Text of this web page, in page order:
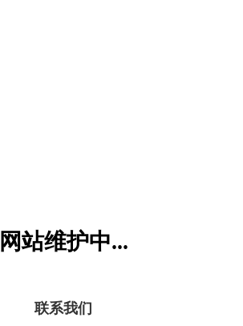
网站维护中...
联系我们